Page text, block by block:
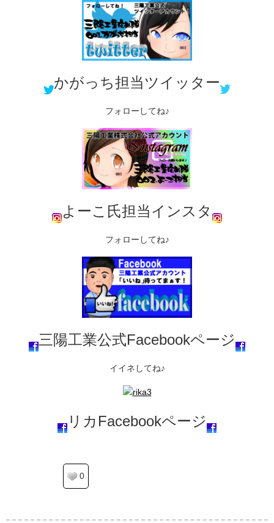
かがっち担当ツイッター
フォローしてね♪
よーこ氏担当インスタ
フォローしてね♪
三陽工業公式Facebookページ
イイネしてね♪
リカFacebookページ
0